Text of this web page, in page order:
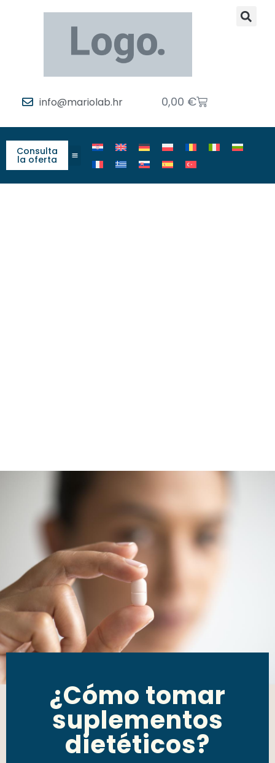
info@mariolab.hr 0,00 €
Consulta
la oferta
¿Cómo tomar
suplementos
dietéticos?